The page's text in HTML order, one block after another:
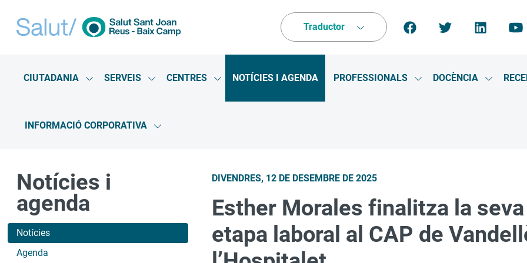
Traductor
CIUTADANIA
Mostra el submenú per “Ciutadania”
SERVEIS
Mostra el submenú per “Serveis”
CENTRES
Mostra el submenú per “Centres”
NOTÍCIES I AGENDA PROFESSIONALS
Mostra el submenú per
DOCÈNCIA
Mostra
INFORMACIÓ CORPORATIVA
Mostra el submenú per “Informació corporativa”
Notícies i
agenda
Notícies
Agenda
DIVENDRES, 12 DE DESEMBRE DE 2025
Esther Morales finalitza la seva
etapa laboral al CAP de